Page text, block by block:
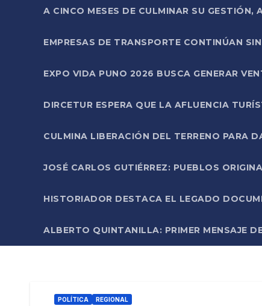
A CINCO MESES DE CULMINAR SU
EMPRESAS DE TRANSPORTE CONTINÚAN
EXPO VIDA PUNO 2026 BUSCA GENERAR
DIRCETUR ESPERA QUE LA AFLUENCIA
CULMINA LIBERACIÓN DEL TERRENO PARA
JOSÉ CARLOS GUTIÉRREZ: PUEBLOS
HISTORIADOR DESTACA EL LEGADO
ALBERTO QUINTANILLA: PRIMER MENSAJE
POLÍTICA REGIONAL